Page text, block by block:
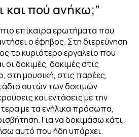
και πού ανήκω;”
επίκαιρα ερωτήματα που
ο έφηβος. Στη διερεύνηση
το κυριότερο εργαλείο που
οι δοκιμές, δοκιμές στις
στη μουσική, στις παρέες,
αυτών των δοκιμών
και εντάσεις με την
με τα ενήλικα πρόσωπα,
Για να δοκιμάσω κάτι,
αυτό που ήδη υπάρχει.